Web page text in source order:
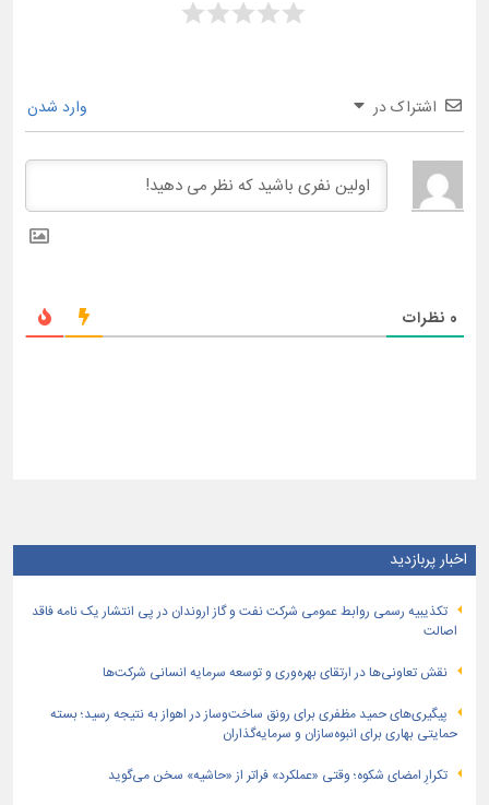
اشتراک در وارد شدن
0 نظرات
اخبار پربازدید
تكذیبیه رسمی روابط عمومی شركت نفت و گاز اروندان در پی انتشار یک نامه فاقد
اصالت
نقش تعاونی‌ها در ارتقای بهره‌وری و توسعه سرمایه انسانی شرکت‌ها
پیگیری‌های حمید مظفری برای رونق ساخت‌وساز در اهواز به نتیجه رسید؛ بسته
حمایتی بهاری برای انبوه‌سازان و سرمایه‌گذاران
تکرارِ امضای شکوه؛ وقتی «عملکرد» فراتر از «حاشیه» سخن می‌گوید